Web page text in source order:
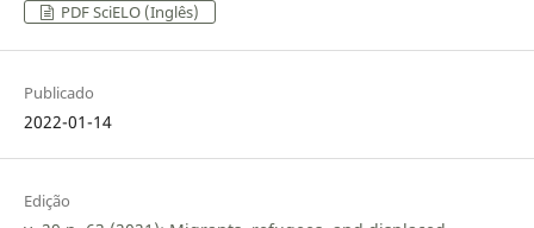
PDF SciELO (Inglês)
Publicado
2022-01-14
Edição